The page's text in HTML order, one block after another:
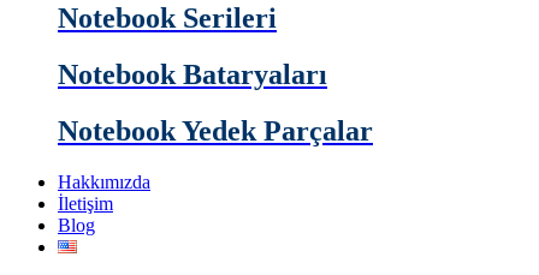
Notebook Serileri
Notebook Bataryaları
Notebook Yedek Parçalar
Hakkımızda
İletişim
Blog